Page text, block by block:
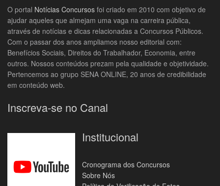
O portal Notícias Concursos foi criado em 2010 com objetivo de
ajudar aqueles que almejam uma vaga na carreira pública,
através de notícias e dicas relacionadas a Concursos Públicos.
Com o passar dos anos ampliamos nosso editorial com:
Benefícios Sociais, Direitos do Trabalhador, Economia, entre
outros. Nossos conteúdos prezam pela qualidade e objetividade.
Pertencemos ao grupo SENA ONLINE, 20 anos de credibilidade
em conteúdo web.
Inscreva-se no Canal
Institucional
Cronograma dos Concursos
Sobre Nós